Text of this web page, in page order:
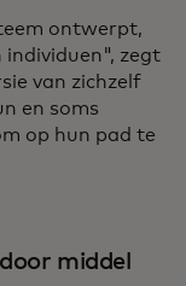
ontwerpt,
individuen", zegt
van zichzelf
en soms
op hun pad te
middel